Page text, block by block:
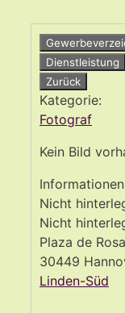
Dienstleistung
Zurück
Kategorie:
Fotograf
Kein Bild
Informationen
Nicht
Nicht
Plaza de
30449
Linden-Süd